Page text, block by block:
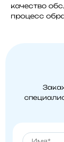
качество
процесс